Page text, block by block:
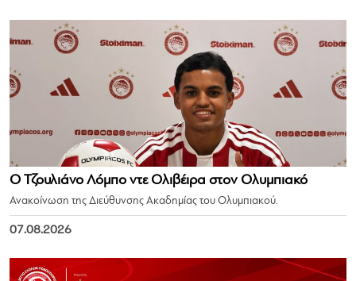
Ο Τζουλιάνο Λόμπο ντε Ολιβέιρα στον Ολυμπιακό
Ανακοίνωση της Διεύθυνσης Ακαδημίας του Ολυμπιακού.
07.08.2026